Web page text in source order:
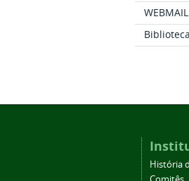
WEBMAIL
Biblioteca
História